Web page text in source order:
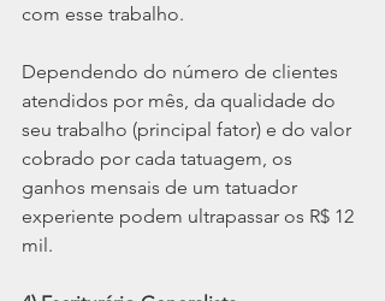
com esse trabalho.
Dependendo do número de clientes
atendidos por mês, da qualidade do
seu trabalho (principal fator) e do valor
cobrado por cada tatuagem, os
ganhos mensais de um tatuador
experiente podem ultrapassar os R$ 12
mil.